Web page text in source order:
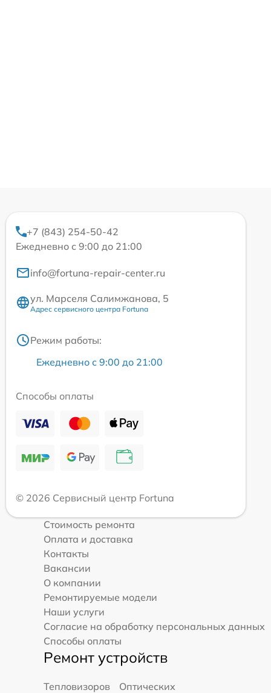
+7 (843) 254-50-42
Ежедневно с 9:00 до 21:00
info@fortuna-repair-center.ru
ул. Марселя Салимжанова, 5
Адрес сервисного центра Fortuna
Режим работы:
Ежедневно с 9:00 до 21:00
Способы оплаты
© 2026 Сервисный центр Fortuna
Стоимость ремонта
Оплата и доставка
Контакты
Вакансии
О компании
Ремонтируемые модели
Наши услуги
Согласие на обработку персональных данных
Способы оплаты
Ремонт устройств
Тепловизоров
Оптических